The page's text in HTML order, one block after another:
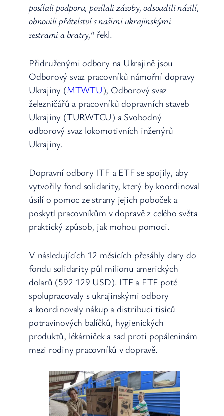
posílali podporu, posílali zásoby, odsoudili násilí,
obnovili přátelství s našimi ukrajinskými
sestrami a bratry,“řekl.
Přidruženými odbory na Ukrajině jsou
Odborový svaz pracovníků námořní dopravy
Ukrajiny (MTWTU), Odborový svaz
železničářů a pracovníků dopravních staveb
Ukrajiny (TURWTCU) a Svobodný
odborový svaz lokomotivních inženýrů
Ukrajiny.
Dopravní odbory ITF a ETF se spojily, aby
vytvořily fond solidarity, který by koordinoval
úsilí o pomoc ze strany jejich poboček a
poskytl pracovníkům v dopravě z celého světa
praktický způsob, jak mohou pomoci.
V následujících 12 měsících přesáhly dary do
fondu solidarity půl milionu amerických
dolarů (592 129 USD). ITF a ETF poté
spolupracovaly s ukrajinskými odbory
a koordinovaly nákup a distribuci tisíců
potravinových balíčků, hygienických
produktů, lékárniček a sad proti popáleninám
mezi rodiny pracovníků v dopravě.